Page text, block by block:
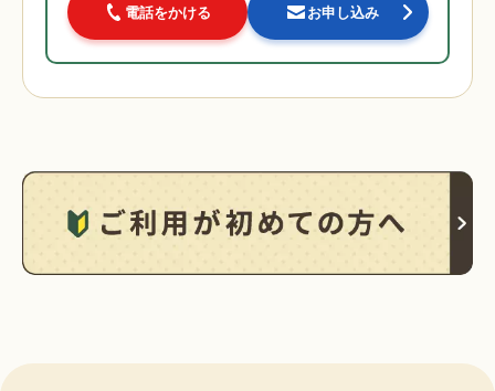
電話をかける お申し込み